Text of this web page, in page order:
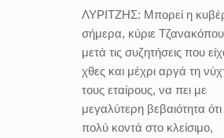
ΛΥΡΙΤΖΗΣ: Μπορεί η
σήμερα, κύριε
μετά τις συζητήσεις που
χθες και μέχρι αργά τη
τους εταίρους, να πει με
μεγαλύτερη βεβαιότητα ότι
πολύ κοντά στο κλείσιμο,